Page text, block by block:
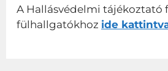
A Hallásvédelmi tájékoztató
fülhallgatókhoz ide